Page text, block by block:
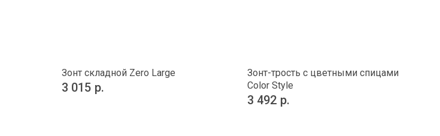
Зонт складной Zero Large
3 015 р.
Зонт-трость с цветными спицами
Color Style
3 492 р.